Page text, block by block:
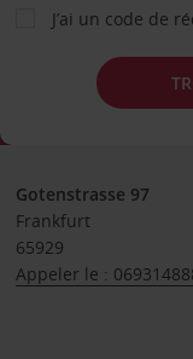
J’ai un code de
Gotenstrasse 97
Frankfurt
65929
Appeler le :